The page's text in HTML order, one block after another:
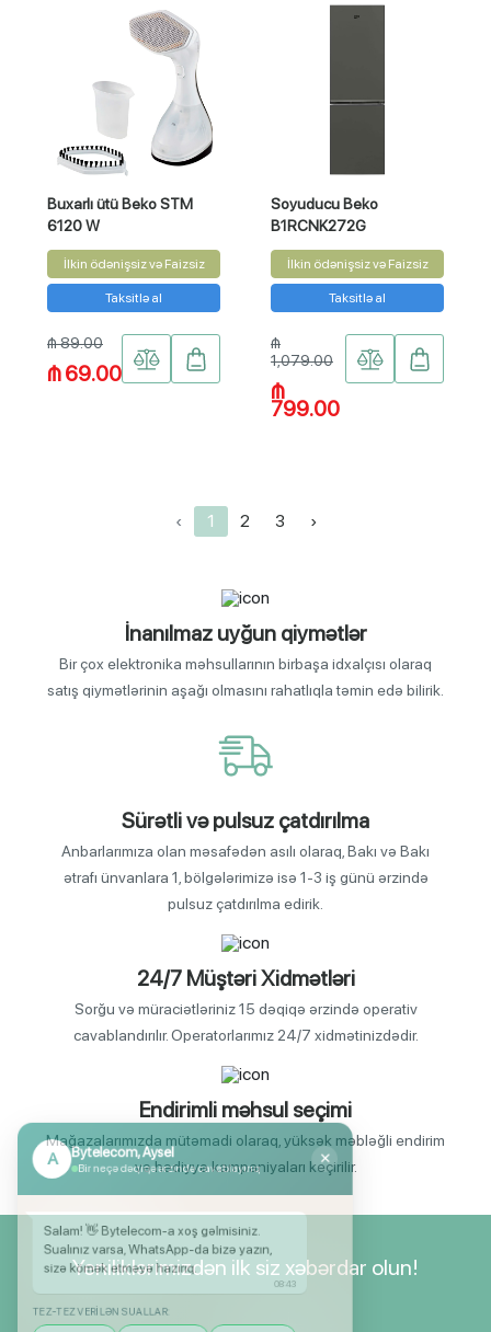
Buxarlı ütü Beko STM
6120 W
İlkin ödənişsiz və Faizsiz
Taksitlə al
₼ 89.00
₼ 69.00
Soyuducu Beko
B1RCNK272G
İlkin ödənişsiz və Faizsiz
Taksitlə al
₼
1,079.00
₼
799.00
‹ 1 2 3 ›
İnanılmaz uyğun qiymətlər
Bir çox elektronika məhsullarının birbaşa idxalçısı olaraq
satış qiymətlərinin aşağı olmasını rahatlıqla təmin edə bilirik.
Sürətli və pulsuz çatdırılma
Anbarlarımıza olan məsafədən asılı olaraq, Bakı və Bakı
ətrafı ünvanlara 1, bölgələrimizə isə 1-3 iş günü ərzində
pulsuz çatdırılma edirik.
24/7 Müştəri Xidmətləri
Sorğu və müraciətləriniz 15 dəqiqə ərzində operativ
cavablandırılır. Operatorlarımız 24/7 xidmətinizdədir.
Endirimli məhsul seçimi
Mağazalarımızda mütəmadi olaraq, yüksək məbləğli endirim
və hədiyyə kampaniyaları keçirilir.
Yeniliklərimizdən ilk siz xəbərdar olun!
Bir neçə dəqiqə ərzində cavablayırıq
sizə kömək etməyə hazırıq.
Stokda var? Kredit şərtləri